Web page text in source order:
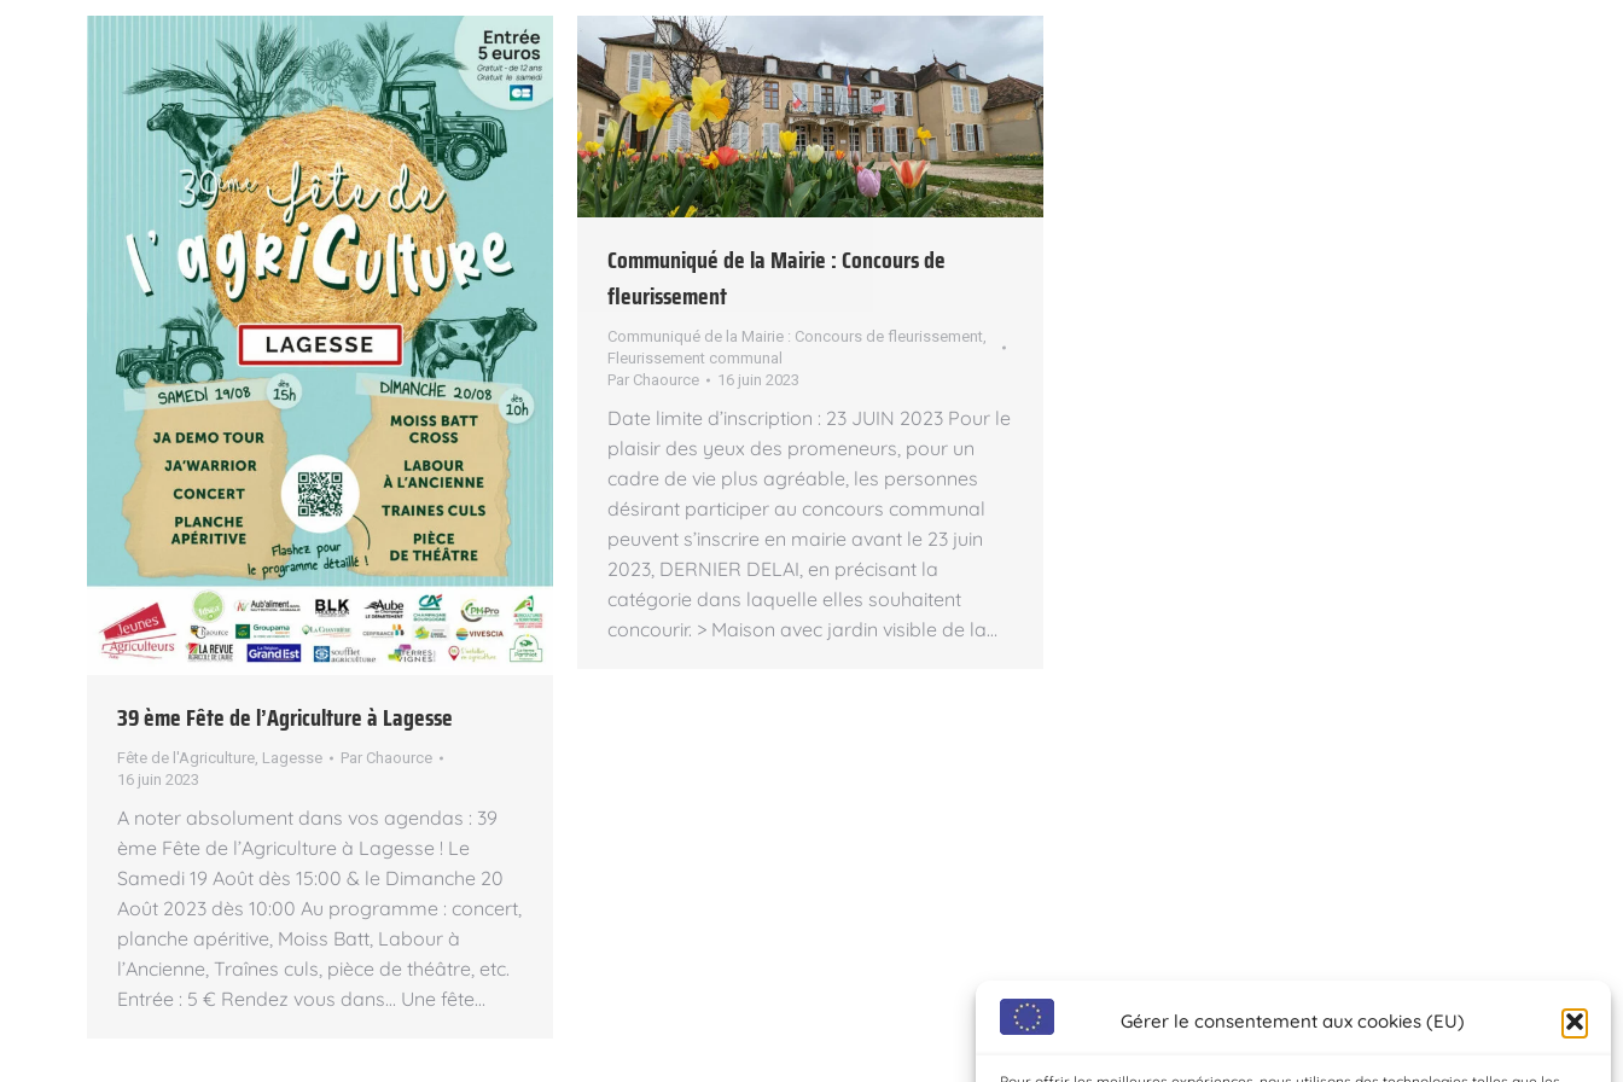
Gérer le consentement aux cookies (EU)
39 ème Fête de l’Agriculture à Lagesse
Fête de l'Agriculture, Lagesse Par Chaource
16 juin 2023
A noter absolument dans vos agendas : 39
ème Fête de l’Agriculture à Lagesse ! Le
Samedi 19 Août dès 15:00 & le Dimanche 20
Août 2023 dès 10:00 Au programme : concert,
planche apéritive, Moiss Batt, Labour à
l’Ancienne, Traînes culs, pièce de théâtre, etc.
Entrée : 5 € Rendez vous dans… Une fête…
Communiqué de la Mairie : Concours de
fleurissement
Communiqué de la Mairie : Concours de fleurissement,
Fleurissement communal
Par Chaource 16 juin 2023
Date limite d’inscription : 23 JUIN 2023 Pour le
plaisir des yeux des promeneurs, pour un
cadre de vie plus agréable, les personnes
désirant participer au concours communal
peuvent s’inscrire en mairie avant le 23 juin
2023, DERNIER DELAI, en précisant la
catégorie dans laquelle elles souhaitent
concourir. > Maison avec jardin visible de la…